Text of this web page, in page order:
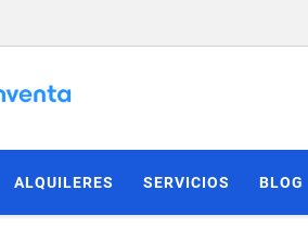
ALQUILERES SERVICIOS BLOG